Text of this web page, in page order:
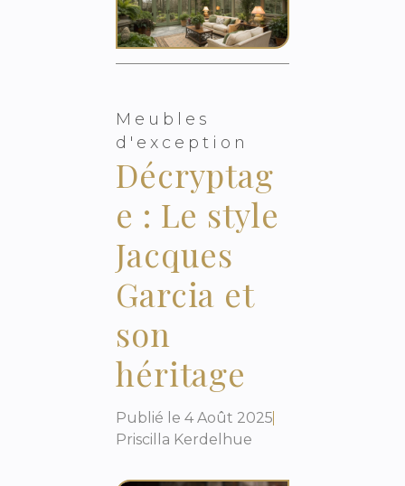
Meubles
d'exception
Décryptag
e : Le style
Jacques
Garcia et
son
héritage
Publié le 4 Août 2025
Priscilla Kerdelhue